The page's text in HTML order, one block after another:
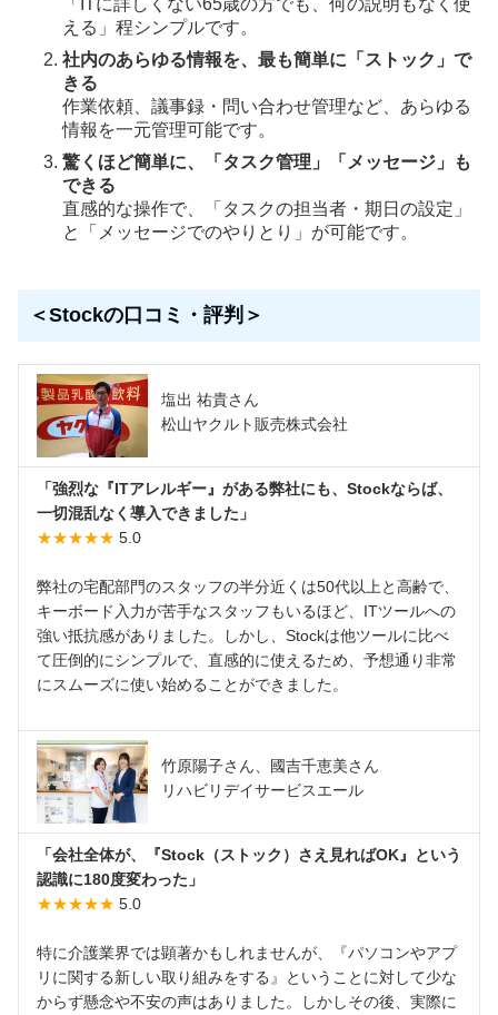
える」程シンプルです。
社内のあらゆる情報を、最も簡単に「ストック」で
きる
作業依頼、議事録・問い合わせ管理など、あらゆる
情報を一元管理可能です。
驚くほど簡単に、「タスク管理」「メッセージ」も
できる
直感的な操作で、「タスクの担当者・期日の設定」
と「メッセージでのやりとり」が可能です。
＜Stockの口コミ・評判＞
塩出 祐貴さん
松山ヤクルト販売株式会社
「強烈な『ITアレルギー』がある弊社にも、Stockならば、
一切混乱なく導入できました」
★★★★★ 5.0
弊社の宅配部門のスタッフの半分近くは50代以上と高齢で、
キーボード入力が苦手なスタッフもいるほど、ITツールへの
強い抵抗感がありました。しかし、Stockは他ツールに比べ
て圧倒的にシンプルで、直感的に使えるため、予想通り非常
にスムーズに使い始めることができました。
竹原陽子さん、國吉千恵美さん
リハビリデイサービスエール
「会社全体が、『Stock（ストック）さえ見ればOK』という
認識に180度変わった」
★★★★★ 5.0
特に介護業界では顕著かもしれませんが、『パソコンやアプ
リに関する新しい取り組みをする』ということに対して少な
からず懸念や不安の声はありました。しかしその後、実際に